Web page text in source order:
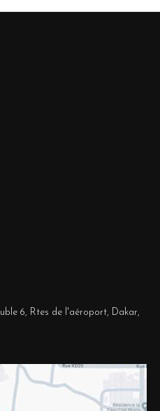
6, Rtes de l'aéroport, Dakar,